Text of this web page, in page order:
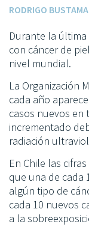
RODRIGO
Durante la
con cáncer de
nivel mundial.
La Organización
cada año
casos nuevos en
incrementado
radiación
En Chile las
que una de cada
algún tipo de
cada 10 nuevos
a la